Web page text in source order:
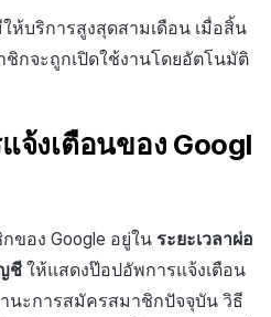
บริการสูงสุดสามเดือน เมื่อสิ้น
ชิกจะถูกเปิดใช้งานโดยอัตโนมัติ
จ้งเตือนของ Googl
อง Google อยู่ใน ระยะเวลาผ่อ
ชี ให้แสดงป๊อปอัพการแจ้งเตือน
นะการสมัครสมาชิกปัจจุบัน วิธี